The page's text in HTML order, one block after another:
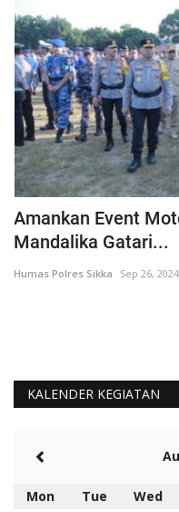
Cegah Fatalitas,
Pengamanan
Humas Polres Sikka Sep 30,
KALENDER KEGIATAN
Mon Tue Wed